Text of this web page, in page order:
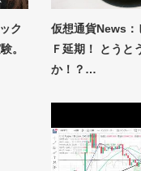
ク
。
仮想通貨News：
Ｆ延期！ とうと
か！？…